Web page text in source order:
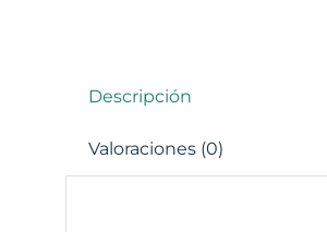
Descripción
Valoraciones (0)